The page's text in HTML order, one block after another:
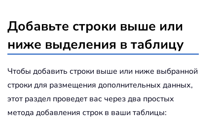
Добавьте строки выше или
ниже выделения в таблицу
Чтобы добавить строки выше или ниже выбранной
строки для размещения дополнительных данных,
этот раздел проведет вас через два простых
метода добавления строк в ваши таблицы: